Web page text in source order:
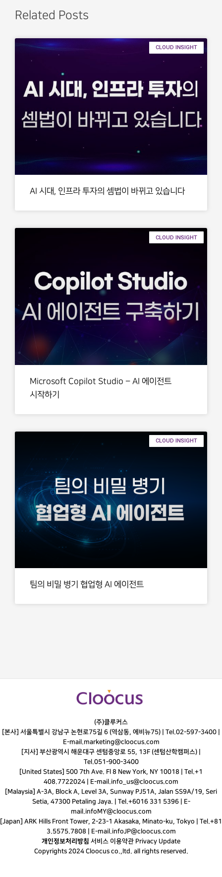
Related Posts
CLOUD INSIGHT
AI 시대, 인프라 투자의 셈법이 바뀌고 있습니다
CLOUD INSIGHT
Microsoft Copilot Studio – AI 에이전트
시작하기
CLOUD INSIGHT
팀의 비밀 병기 협업형 AI 에이전트
(주)클루커스
[본사] 서울특별시 강남구 논현로75길 6 (역삼동, 에비뉴75) | Tel.02-597-3400
E-mail.marketing@cloocus.com
[지사] 부산광역시 해운대구 센텀중앙로 55, 13F (센텀산학캠퍼스) |
Tel.051-900-3400
[United States] 500 7th Ave. Fl 8 New York, NY 10018 | Tel.+1
408.7722024 | E-mail.info_us@cloocus.com
[Malaysia] A-3A, Block A, Level 3A, Sunway PJ51A, Jalan SS9A/19, Seri
Setia, 47300 Petaling Jaya. | Tel.+6016 331 5396 | E-
mail.infoMY@cloocus.com
[Japan] ARK Hills Front Tower, 2-23-1 Akasaka, Minato-ku, Tokyo | Tel.+81
3.5575.7808 | E-mail.infoJP@cloocus.com
개인정보처리방침 서비스 이용약관 Privacy Update
Copyrights 2024 Cloocus co.,ltd. all rights reserved.